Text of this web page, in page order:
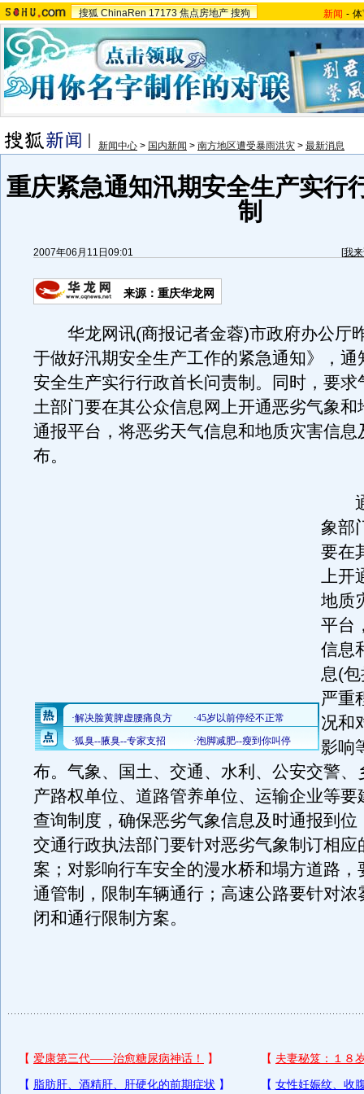
搜狐 ChinaRen 17173 焦点房地产 搜狗 新闻 -
新闻中心 > 国内新闻 > 南方地区遭受暴雨洪灾 > 最新消息
重庆紧急通知汛期安全生产实行
制
2007年06月11日09:01 [我
来源：重庆华龙网
华龙网讯(商报记者金蓉)市政府办公厅
于做好汛期安全生产工作的紧急通知》，通
安全生产实行行政首长问责制。同时，要求
土部门要在其公众信息网上开通恶劣气象和
通报平台，将恶劣天气信息和地质灾害信息
布。
通
象部
要在
上开
地质
平台
信息
息(
严重
况和
影响
布。气象、国土、交通、水利、公安交警、
产路权单位、道路管养单位、运输企业等要
查询制度，确保恶劣气象信息及时通报到位
交通行政执法部门要针对恶劣气象制订相应
案；对影响行车安全的漫水桥和塌方道路，
通管制，限制车辆通行；高速公路要针对浓
闭和通行限制方案。